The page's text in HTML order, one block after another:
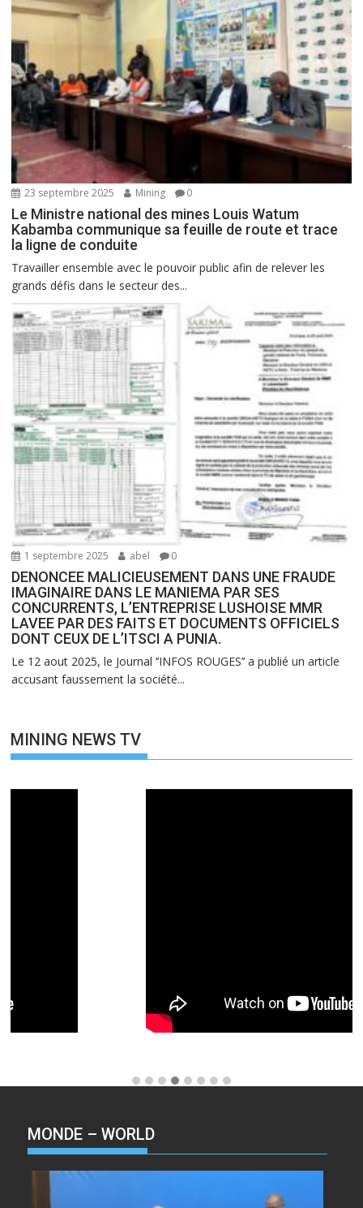
23 septembre 2025 Mining 0
Le Ministre national des mines Louis Watum
Kabamba communique sa feuille de route et trace
la ligne de conduite
Travailler ensemble avec le pouvoir public afin de relever les
grands défis dans le secteur des...
1 septembre 2025 abel 0
DENONCEE MALICIEUSEMENT DANS UNE FRAUDE
IMAGINAIRE DANS LE MANIEMA PAR SES
CONCURRENTS, L’ENTREPRISE LUSHOISE MMR
LAVEE PAR DES FAITS ET DOCUMENTS OFFICIELS
DONT CEUX DE L’ITSCI A PUNIA.
Le 12 aout 2025, le Journal ‘’INFOS ROUGES’’ a publié un article
accusant faussement la société...
MINING NEWS TV
MONDE – WORLD